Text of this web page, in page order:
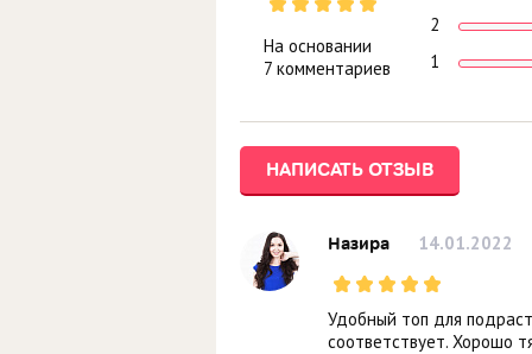
На основании
7 комментариев
2
1
НАПИСАТЬ ОТЗЫВ
Назира 14.01.2022
Удобный топ для
соответствует. Хорошо